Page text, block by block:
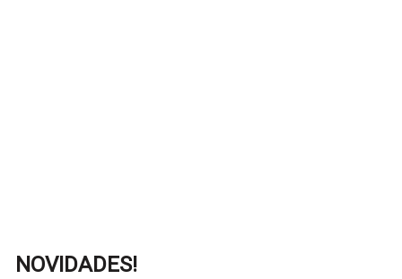
NOVIDADES!